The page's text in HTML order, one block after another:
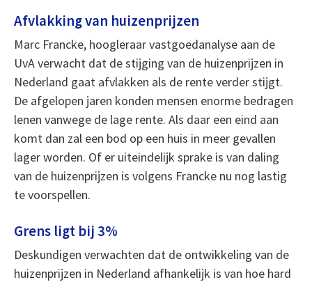
Afvlakking van huizenprijzen
Marc Francke, hoogleraar vastgoedanalyse aan de
UvA verwacht dat de stijging van de huizenprijzen in
Nederland gaat afvlakken als de rente verder stijgt.
De afgelopen jaren konden mensen enorme bedragen
lenen vanwege de lage rente. Als daar een eind aan
komt dan zal een bod op een huis in meer gevallen
lager worden. Of er uiteindelijk sprake is van daling
van de huizenprijzen is volgens Francke nu nog lastig
te voorspellen.
Grens ligt bij 3%
Deskundigen verwachten dat de ontwikkeling van de
huizenprijzen in Nederland afhankelijk is van hoe hard